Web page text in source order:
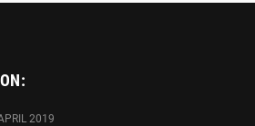
2019